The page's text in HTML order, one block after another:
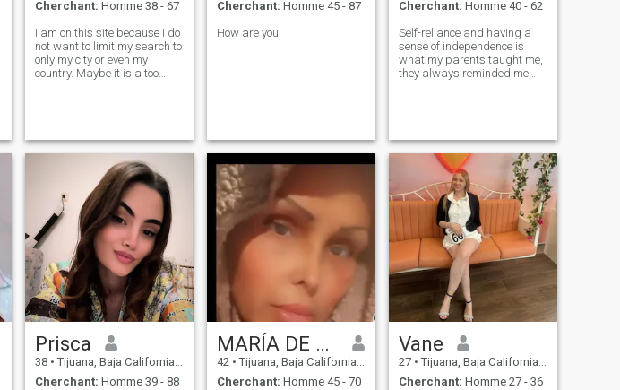
Cherchant: Homme 38 - 67
I am on this site because I do
not want to limit my search to
only my city or even my
country. Maybe it is a too
romantic person. So, if you ar
Cherchant: Homme 45 - 87
How are you
Cherchant: Homme 40 - 62
Self-reliance and having a
sense of independence is
what my parents taught me,
they always reminded me
necessary.
Prisca
38 • Tijuana, Baja California, Mexique
Cherchant: Homme 39 - 88
MARÍA DE LOS ANGELES ESPIRITU
42 • Tijuana, Baja California, Mexique
Cherchant: Homme 45 - 70
Vane
27 • Tijuana, Baja California, Mexique
Cherchant: Homme 27 - 36